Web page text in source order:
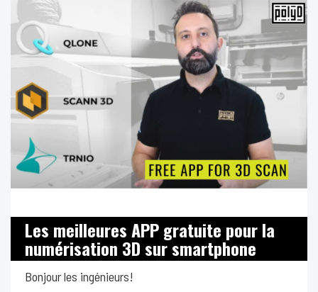
Les meilleures APP gratuite pour la
numérisation 3D sur smartphone
Bonjour les ingénieurs!